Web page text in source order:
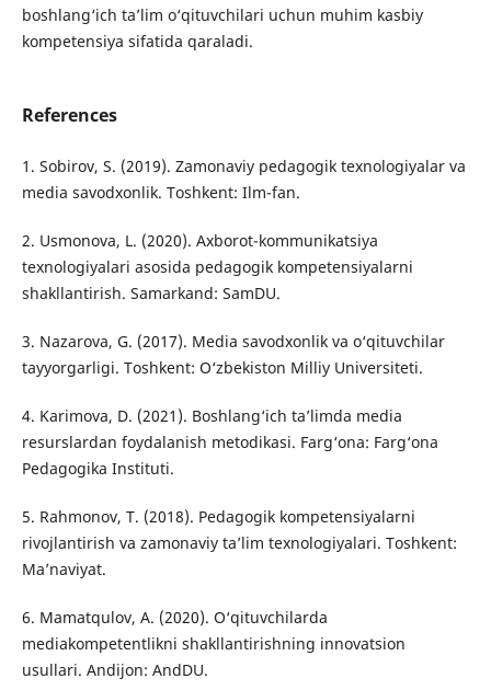
boshlang‘ich ta’lim o‘qituvchilari uchun muhim kasbiy
kompetensiya sifatida qaraladi.
References
1. Sobirov, S. (2019). Zamonaviy pedagogik texnologiyalar va
media savodxonlik. Toshkent: Ilm-fan.
2. Usmonova, L. (2020). Axborot-kommunikatsiya
texnologiyalari asosida pedagogik kompetensiyalarni
shakllantirish. Samarkand: SamDU.
3. Nazarova, G. (2017). Media savodxonlik va o‘qituvchilar
tayyorgarligi. Toshkent: O‘zbekiston Milliy Universiteti.
4. Karimova, D. (2021). Boshlang‘ich ta’limda media
resurslardan foydalanish metodikasi. Farg‘ona: Farg‘ona
Pedagogika Instituti.
5. Rahmonov, T. (2018). Pedagogik kompetensiyalarni
rivojlantirish va zamonaviy ta’lim texnologiyalari. Toshkent:
Ma’naviyat.
6. Mamatqulov, A. (2020). O‘qituvchilarda
mediakompetentlikni shakllantirishning innovatsion
usullari. Andijon: AndDU.